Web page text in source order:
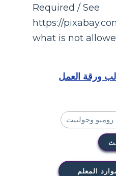
Required / See
https://
what is not
ورقة العمل
المعلم